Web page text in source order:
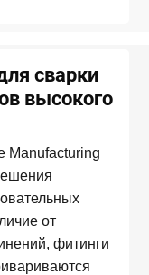
сварки
высокого
Manufacturing
от
фитинги